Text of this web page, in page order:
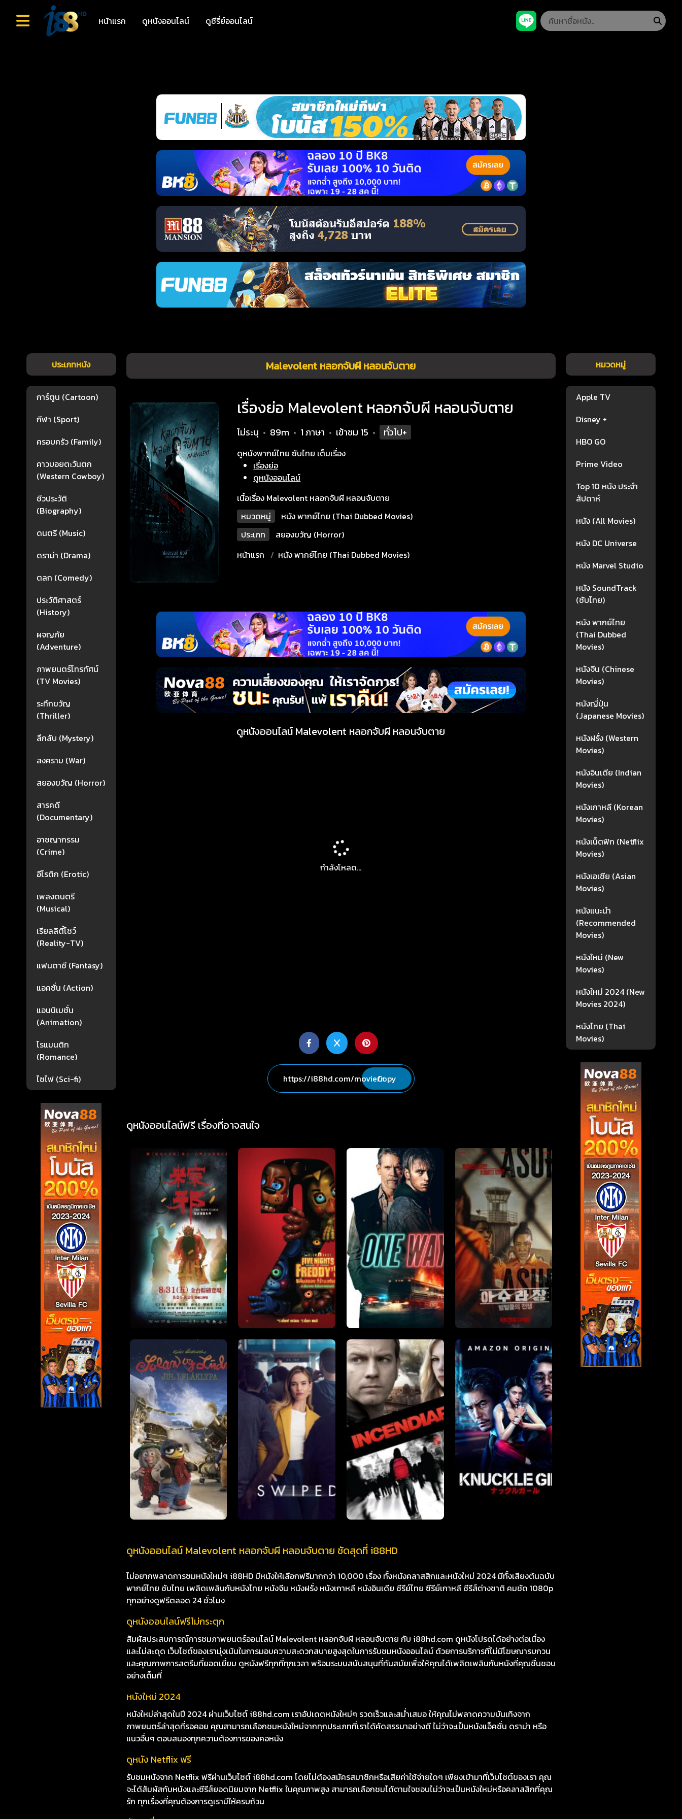
หน้าแรก ดูหนังออนไลน์ ดูซีรี่ย์ออนไลน์
ประเภทหนัง
การ์ตูน (Cartoon)
กีฬา (Sport)
ครอบครัว (Family)
คาวบอยตะวันตก
(Western Cowboy)
ชีวประวัติ
(Biography)
ดนตรี (Music)
ดราม่า (Drama)
ตลก (Comedy)
ประวัติศาสตร์
(History)
ผจญภัย
(Adventure)
ภาพยนตร์โทรทัศน์
(TV Movies)
ระทึกขวัญ
(Thriller)
ลึกลับ (Mystery)
สงคราม (War)
สยองขวัญ (Horror)
สารคดี
(Documentary)
อาชญากรรม
(Crime)
อีโรติก (Erotic)
เพลงดนตรี
(Musical)
เรียลลิตี้โชว์
(Reality-TV)
แฟนตาซี (Fantasy)
แอคชั่น (Action)
แอนนิเมชั่น
(Animation)
โรแมนติก
(Romance)
ไซไฟ (Sci-fi)
Malevolent หลอกจับผี หลอนจับตาย
เรื่องย่อ Malevolent หลอกจับผี หลอนจับตาย
ไม่ระบุ • 89m • 1 ภาษา • เข้าชม 15 • ทั่วไป+
ดูหนังพากย์ไทย ซับไทย เต็มเรื่อง
เรื่องย่อ
ดูหนังออนไลน์
เนื้อเรื่อง Malevolent หลอกจับผี หลอนจับตาย
หมวดหมู่
หนัง พากย์ไทย (Thai Dubbed Movies)
ประเภท
สยองขวัญ (Horror)
หน้าแรก
หนัง พากย์ไทย (Thai Dubbed Movies)
ดูหนังออนไลน์ Malevolent หลอกจับผี หลอนจับตาย
กำลังโหลด...
Copy
ดูหนังออนไลน์ฟรี เรื่องที่อาจสนใจ
ดูหนังออนไลน์ Malevolent หลอกจับผี หลอนจับตาย ชัดสุดที่ i88HD
ไม่อยากพลาดการชมหนังใหม่ๆ i88HD มีหนังให้เลือกฟรีมากกว่า 10,000 เรื่อง ทั้งหนังคลาสสิกและหนังใหม่ 2024 มีทั้งเสียงต้นฉบับ
พากย์ไทย ซับไทย เพลิดเพลินกับหนังไทย หนังจีน หนังฝรั่ง หนังเกาหลี หนังอินเดีย ซีรีย์ไทย ซีรีย์เกาหลี ซีรีส์ต่างชาติ คมชัด 1080p
ทุกอย่างดูฟรีตลอด 24 ชั่วโมง
ดูหนังออนไลน์ฟรีไม่กระตุก
สัมผัสประสบการณ์การชมภาพยนตร์ออนไลน์ Malevolent หลอกจับผี หลอนจับตาย กับ i88hd.com ดูหนังโปรดได้อย่างต่อเนื่อง
และไม่สะดุด เว็บไซต์ของเรามุ่งเน้นในการมอบความสะดวกสบายสูงสุดในการรับชมหนังออนไลน์ ด้วยการบริการที่ไม่มีโฆษณารบกวน
และคุณภาพการสตรีมที่ยอดเยี่ยม ดูหนังฟรีทุกที่ทุกเวลา พร้อมระบบสนับสนุนที่ทันสมัยเพื่อให้คุณได้เพลิดเพลินกับหนังที่คุณชื่นชอบ
หนังใหม่ 2024
หนังใหม่ล่าสุดในปี 2024 ผ่านเว็บไซต์ i88hd.com เราอัปเดตหนังใหม่ๆ รวดเร็วและสม่ำเสมอ ให้คุณไม่พลาดความบันเทิงจาก
ภาพยนตร์ล่าสุดที่รอคอย คุณสามารถเลือกชมหนังใหม่จากทุกประเภทที่เราได้คัดสรรมาอย่างดี ไม่ว่าจะเป็นหนังแอ็คชั่น ดราม่า หรือ
แนวอื่นๆ ตอบสนองทุกความต้องการของคอหนัง
หมวดหมู่
Apple TV
Disney +
HBO GO
Prime Video
Top 10 หนัง ประจำ
สัปดาห์
หนัง (All Movies)
หนัง DC Universe
หนัง Marvel Studio
หนัง SoundTrack
(ซับไทย)
หนัง พากย์ไทย
(Thai Dubbed
Movies)
หนังจีน (Chinese
Movies)
หนังญี่ปุ่น
(Japanese Movies)
หนังฝรั่ง (Western
Movies)
หนังอินเดีย (Indian
Movies)
หนังเกาหลี (Korean
Movies)
หนังเน็ตฟิก (Netflix
Movies)
หนังเอเชีย (Asian
Movies)
หนังแนะนำ
(Recommended
Movies)
หนังใหม่ (New
Movies)
หนังใหม่ 2024 (New
Movies 2024)
หนังไทย (Thai
Movies)